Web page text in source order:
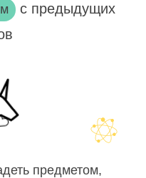
с предыдущих
предметом,